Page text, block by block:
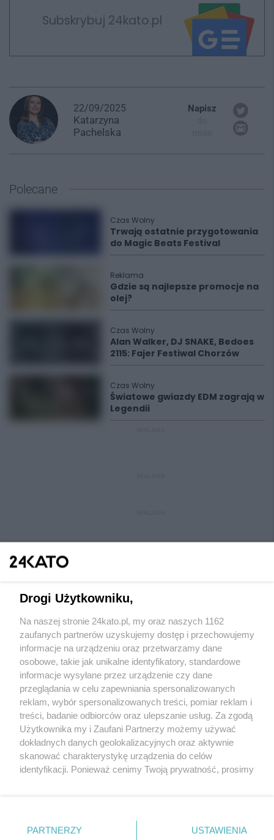
Subskrybuj 24kato.pl
22/09/2025
Katarzyna
Pachelska
Napisz
Polecane
Czas Wolny
Trwają ostatnie przygotowania
do Magic Beats Festival
Reklama
Gdzie są najlepsze promocje na
olej?
Czas Wolny
Alan Walker, DJ SNAKE, Bedoes
2115: Fajer Festiwal Chorzów
Czas Wolny
Światowe gwiazdy EDM zagrają w
Legendii
Wydawca mediów lokalnych
Nie zapomnij
zapoznać się z:
polityką prywatności regulamin korzystania z portali
Twojemiasto
Piekary Śląskie
Chorzów
Tarnowskie Góry
Gliwice
Skontakuj sięz nami
Kontakt
Wydawca
Redakcja
Drogi Użytkowniku,
Na naszej stronie 24kato.pl, my oraz naszych 1162
zaufanych partnerów uzyskujemy dostęp i przechowujemy
informacje na urządzeniu oraz przetwarzamy dane
osobowe, takie jak unikalne identyfikatory, standardowe
informacje wysyłane przez urządzenie czy dane
przeglądania w celu zapewniania spersonalizowanych
reklam, wybór spersonalizowanych treści, pomiar reklam i
treści, badanie odbiorców oraz ulepszanie usług. Za zgodą
Użytkownika my i Zaufani Partnerzy możemy używać
dokładnych danych geolokalizacyjnych oraz aktywnie
skanować charakterystykę urządzenia do celów
identyfikacji. Ponieważ cenimy Twoją prywatność, prosimy
prywatności znajdujący się w lewym dolnym rogu strony
PARTNERZY USTAWIENIA